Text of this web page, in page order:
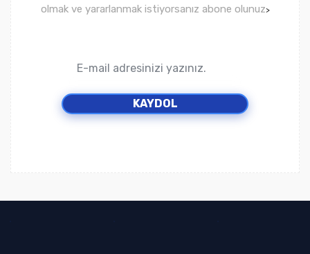
olmak ve yararlanmak istiyorsanız abone olunuz>
KAYDOL